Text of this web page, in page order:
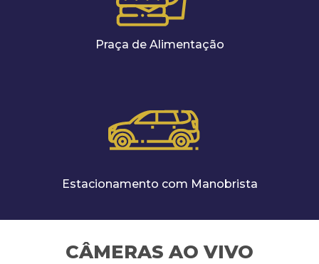
Praça de Alimentação
Estacionamento com Manobrista
CÂMERAS AO VIVO